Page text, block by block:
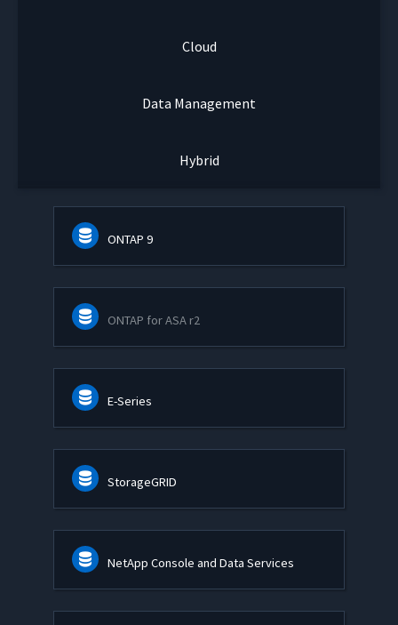
Cloud
Data Management
Hybrid
ONTAP 9
ONTAP for ASA r2
E-Series
StorageGRID
NetApp Console and Data Services